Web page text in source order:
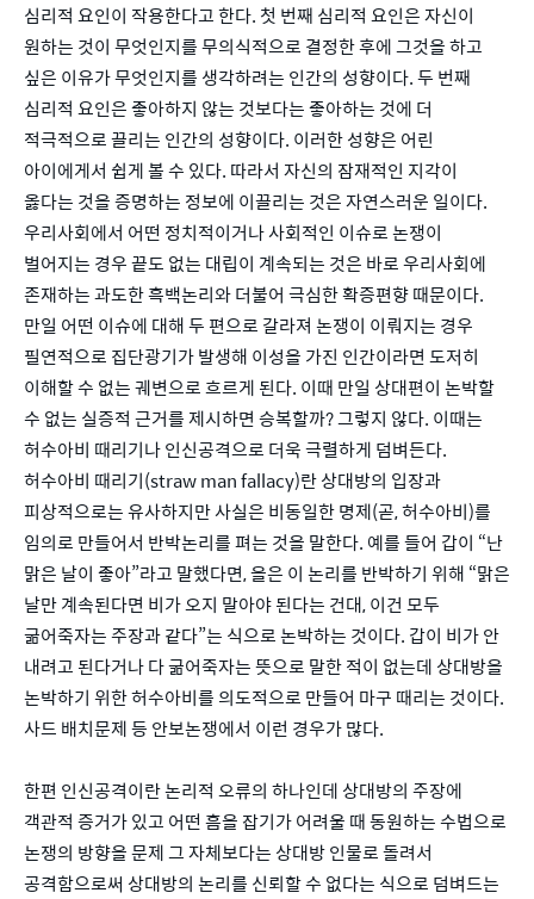
심리적 요인이 작용한다고 한다. 첫 번째 심리적 요인은 자신이
원하는 것이 무엇인지를 무의식적으로 결정한 후에 그것을 하고
싶은 이유가 무엇인지를 생각하려는 인간의 성향이다. 두 번째
심리적 요인은 좋아하지 않는 것보다는 좋아하는 것에 더
적극적으로 끌리는 인간의 성향이다. 이러한 성향은 어린
아이에게서 쉽게 볼 수 있다. 따라서 자신의 잠재적인 지각이
옳다는 것을 증명하는 정보에 이끌리는 것은 자연스러운 일이다.
우리사회에서 어떤 정치적이거나 사회적인 이슈로 논쟁이
벌어지는 경우 끝도 없는 대립이 계속되는 것은 바로 우리사회에
존재하는 과도한 흑백논리와 더불어 극심한 확증편향 때문이다.
만일 어떤 이슈에 대해 두 편으로 갈라져 논쟁이 이뤄지는 경우
필연적으로 집단광기가 발생해 이성을 가진 인간이라면 도저히
이해할 수 없는 궤변으로 흐르게 된다. 이때 만일 상대편이 논박할
수 없는 실증적 근거를 제시하면 승복할까? 그렇지 않다. 이때는
허수아비 때리기나 인신공격으로 더욱 극렬하게 덤벼든다.
허수아비 때리기(straw man fallacy)란 상대방의 입장과
피상적으로는 유사하지만 사실은 비동일한 명제(곧, 허수아비)를
임의로 만들어서 반박논리를 펴는 것을 말한다. 예를 들어 갑이 “난
맑은 날이 좋아”라고 말했다면, 을은 이 논리를 반박하기 위해 “맑은
날만 계속된다면 비가 오지 말아야 된다는 건대, 이건 모두
굶어죽자는 주장과 같다”는 식으로 논박하는 것이다. 갑이 비가 안
내려고 된다거나 다 굶어죽자는 뜻으로 말한 적이 없는데 상대방을
논박하기 위한 허수아비를 의도적으로 만들어 마구 때리는 것이다.
사드 배치문제 등 안보논쟁에서 이런 경우가 많다.
한편 인신공격이란 논리적 오류의 하나인데 상대방의 주장에
객관적 증거가 있고 어떤 흠을 잡기가 어려울 때 동원하는 수법으로
논쟁의 방향을 문제 그 자체보다는 상대방 인물로 돌려서
공격함으로써 상대방의 논리를 신뢰할 수 없다는 식으로 덤벼드는